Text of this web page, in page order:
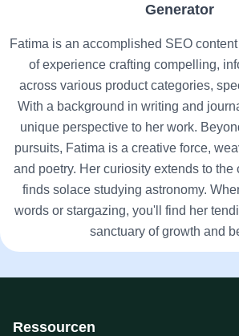
Generator
Fatima is an accomplished SEO
of experience crafting compelling,
across various product categories,
With a background in writing and
unique perspective to her work.
pursuits, Fatima is a creative force,
and poetry. Her curiosity extends to the
finds solace studying astronomy.
words or stargazing, you'll find her
sanctuary of growth and
Ressourcen